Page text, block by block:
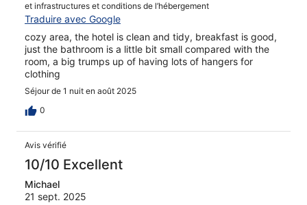
et infrastructures et conditions de l’hébergement
Traduire avec Google
cozy area, the hotel is clean and tidy, breakfast is good,
just the bathroom is a little bit small compared with the
room, a big trumps up of having lots of hangers for
clothing
Séjour de 1 nuit en août 2025
0
Avis vérifié
10/10 Excellent
Michael
21 sept. 2025